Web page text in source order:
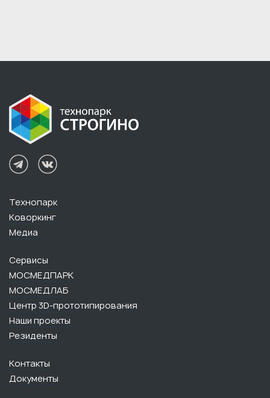
Технопарк
Коворкинг
Медиа
Сервисы
МОСМЕДПАРК
МОСМЕДЛАБ
Центр 3D-прототипирования
Наши проекты
Резиденты
Контакты
Документы